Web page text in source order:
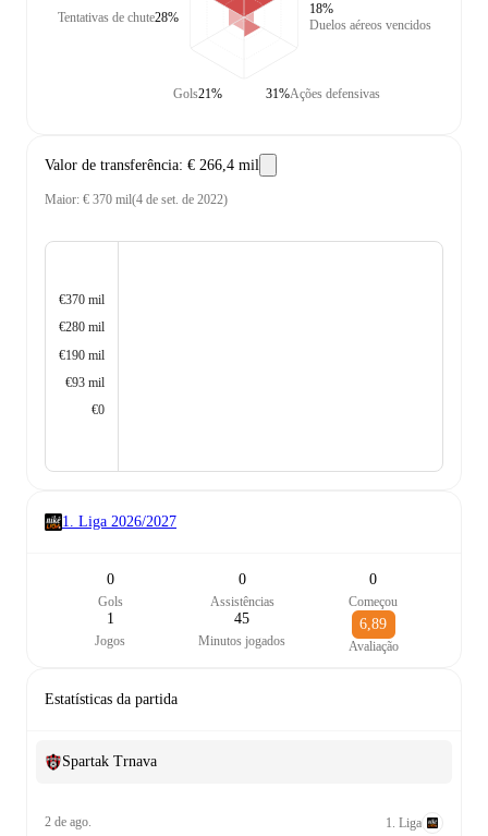
Tentativas de chute28%
Gols21%
Duelos aéreos vencidos
18%
Ações defensivas
31%
Valor de transferência: € 266,4 mil
Maior: € 370 mil(4 de set. de 2022)
€370 mil
€280 mil
€190 mil
€93 mil
€0
1. Liga 2026/2027
0
Gols
0
Assistências
0
Começou
1
Jogos
45
Minutos jogados
6,89
Avaliação
Estatísticas da partida
Spartak Trnava
2 de ago.
1. Liga